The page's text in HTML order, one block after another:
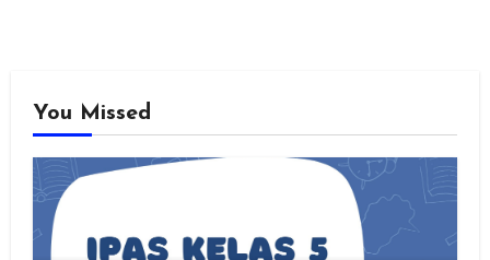
You Missed